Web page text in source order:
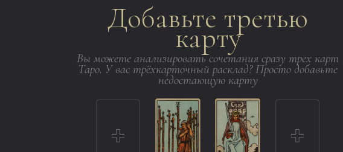
Добавьте третью
карту
Вы можете анализировать сочетания сразу трех карт
Таро. У вас трёхкарточный расклад? Просто добавьте
недостающую карту